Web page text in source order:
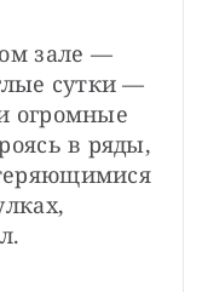
зале —
сутки —
огромные
в ряды,